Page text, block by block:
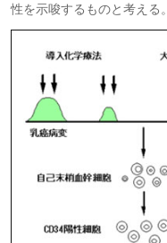
性を示唆するものと考える。